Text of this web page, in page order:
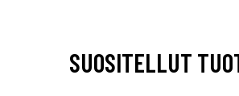
SUOSITELLUT